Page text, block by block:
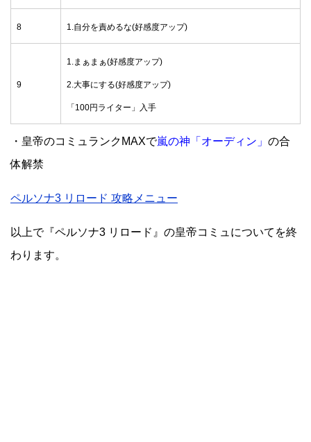
8 1.自分を責めるな(好感度アップ)
9
1.まぁまぁ(好感度アップ)
2.大事にする(好感度アップ)
「100円ライター」入手
・皇帝のコミュランクMAXで嵐の神「オーディン」 の合
体解禁
ペルソナ3 リロード 攻略メニュー
以上で『ペルソナ3 リロード』の皇帝コミュについてを終
わります。